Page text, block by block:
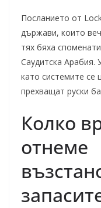
Посланието от
държави, които
тях бяха
Саудитска Арабия.
като системите се
прехващат руски
Колко
отнеме